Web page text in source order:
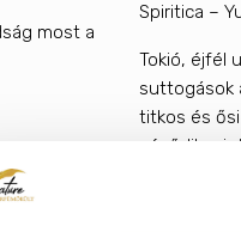
most a
Spiritica –
Tokió, éjfél
suttogások
titkos és
vésődik